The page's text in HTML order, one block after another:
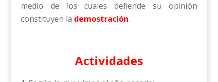
medio de los cuales defiende su opinión
constituyen la demostración.
Actividades